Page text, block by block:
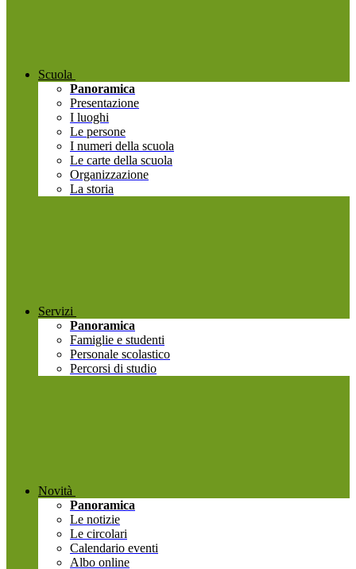
Scuola
Panoramica
Presentazione
I luoghi
Le persone
I numeri della scuola
Le carte della scuola
Organizzazione
La storia
Servizi
Panoramica
Famiglie e studenti
Personale scolastico
Percorsi di studio
Novità
Panoramica
Le notizie
Le circolari
Calendario eventi
Albo online